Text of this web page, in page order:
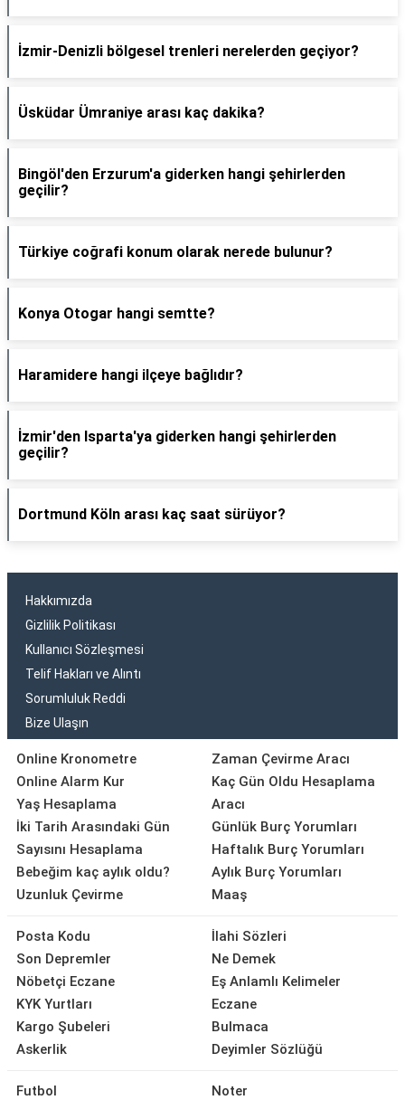
İzmir-Denizli bölgesel trenleri nerelerden geçiyor?
Üsküdar Ümraniye arası kaç dakika?
Bingöl'den Erzurum'a giderken hangi şehirlerden
geçilir?
Türkiye coğrafi konum olarak nerede bulunur?
Konya Otogar hangi semtte?
Haramidere hangi ilçeye bağlıdır?
İzmir'den Isparta'ya giderken hangi şehirlerden
geçilir?
Dortmund Köln arası kaç saat sürüyor?
Hakkımızda
Gizlilik Politikası
Kullanıcı Sözleşmesi
Telif Hakları ve Alıntı
Sorumluluk Reddi
Bize Ulaşın
Online Kronometre
Online Alarm Kur
Yaş Hesaplama
İki Tarih Arasındaki Gün
Sayısını Hesaplama
Bebeğim kaç aylık oldu?
Uzunluk Çevirme
Zaman Çevirme Aracı
Kaç Gün Oldu Hesaplama
Aracı
Günlük Burç Yorumları
Haftalık Burç Yorumları
Aylık Burç Yorumları
Maaş
Posta Kodu
Son Depremler
Nöbetçi Eczane
KYK Yurtları
Kargo Şubeleri
Askerlik
İlahi Sözleri
Ne Demek
Eş Anlamlı Kelimeler
Eczane
Bulmaca
Deyimler Sözlüğü
Futbol
Noter